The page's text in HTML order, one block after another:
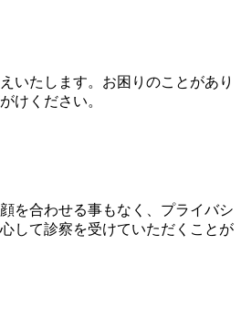
いたします。お困りのことがあり
けください。
を合わせる事もなく、プライバシ
して診察を受けていただくことが